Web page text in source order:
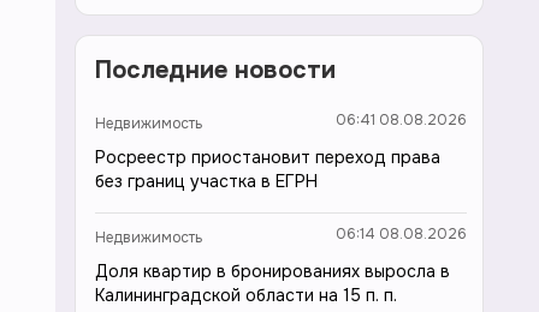
Последние новости
Недвижимость 06:41 08.08.2026
Росреестр приостановит переход права
без границ участка в ЕГРН
Недвижимость 06:14 08.08.2026
Доля квартир в бронированиях выросла в
Калининградской области на 15 п. п.